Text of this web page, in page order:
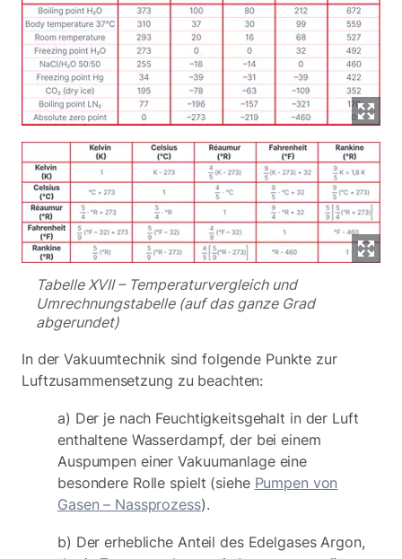
Tabelle XVII – Temperaturvergleich und
Umrechnungstabelle (auf das ganze Grad
abgerundet)
In der Vakuumtechnik sind folgende Punkte zur
Luftzusammensetzung zu beachten:
a) Der je nach Feuchtigkeitsgehalt in der Luft
enthaltene Wasserdampf, der bei einem
Auspumpen einer Vakuumanlage eine
besondere Rolle spielt (siehe Pumpen von
Gasen – Nassprozess).
b) Der erhebliche Anteil des Edelgases Argon,